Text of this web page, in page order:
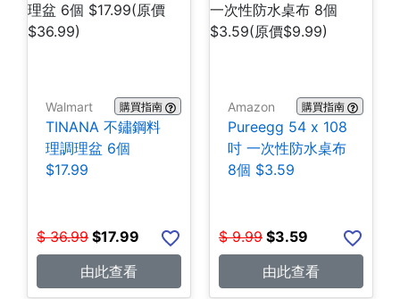
Walmart 購買指南
TINANA 不鏽鋼料
理調理盆 6個
$17.99
$ 36.99 $17.99
由此查看
Amazon 購買指南
Pureegg 54 x 108
吋 一次性防水桌布
8個 $3.59
$ 9.99 $3.59
由此查看